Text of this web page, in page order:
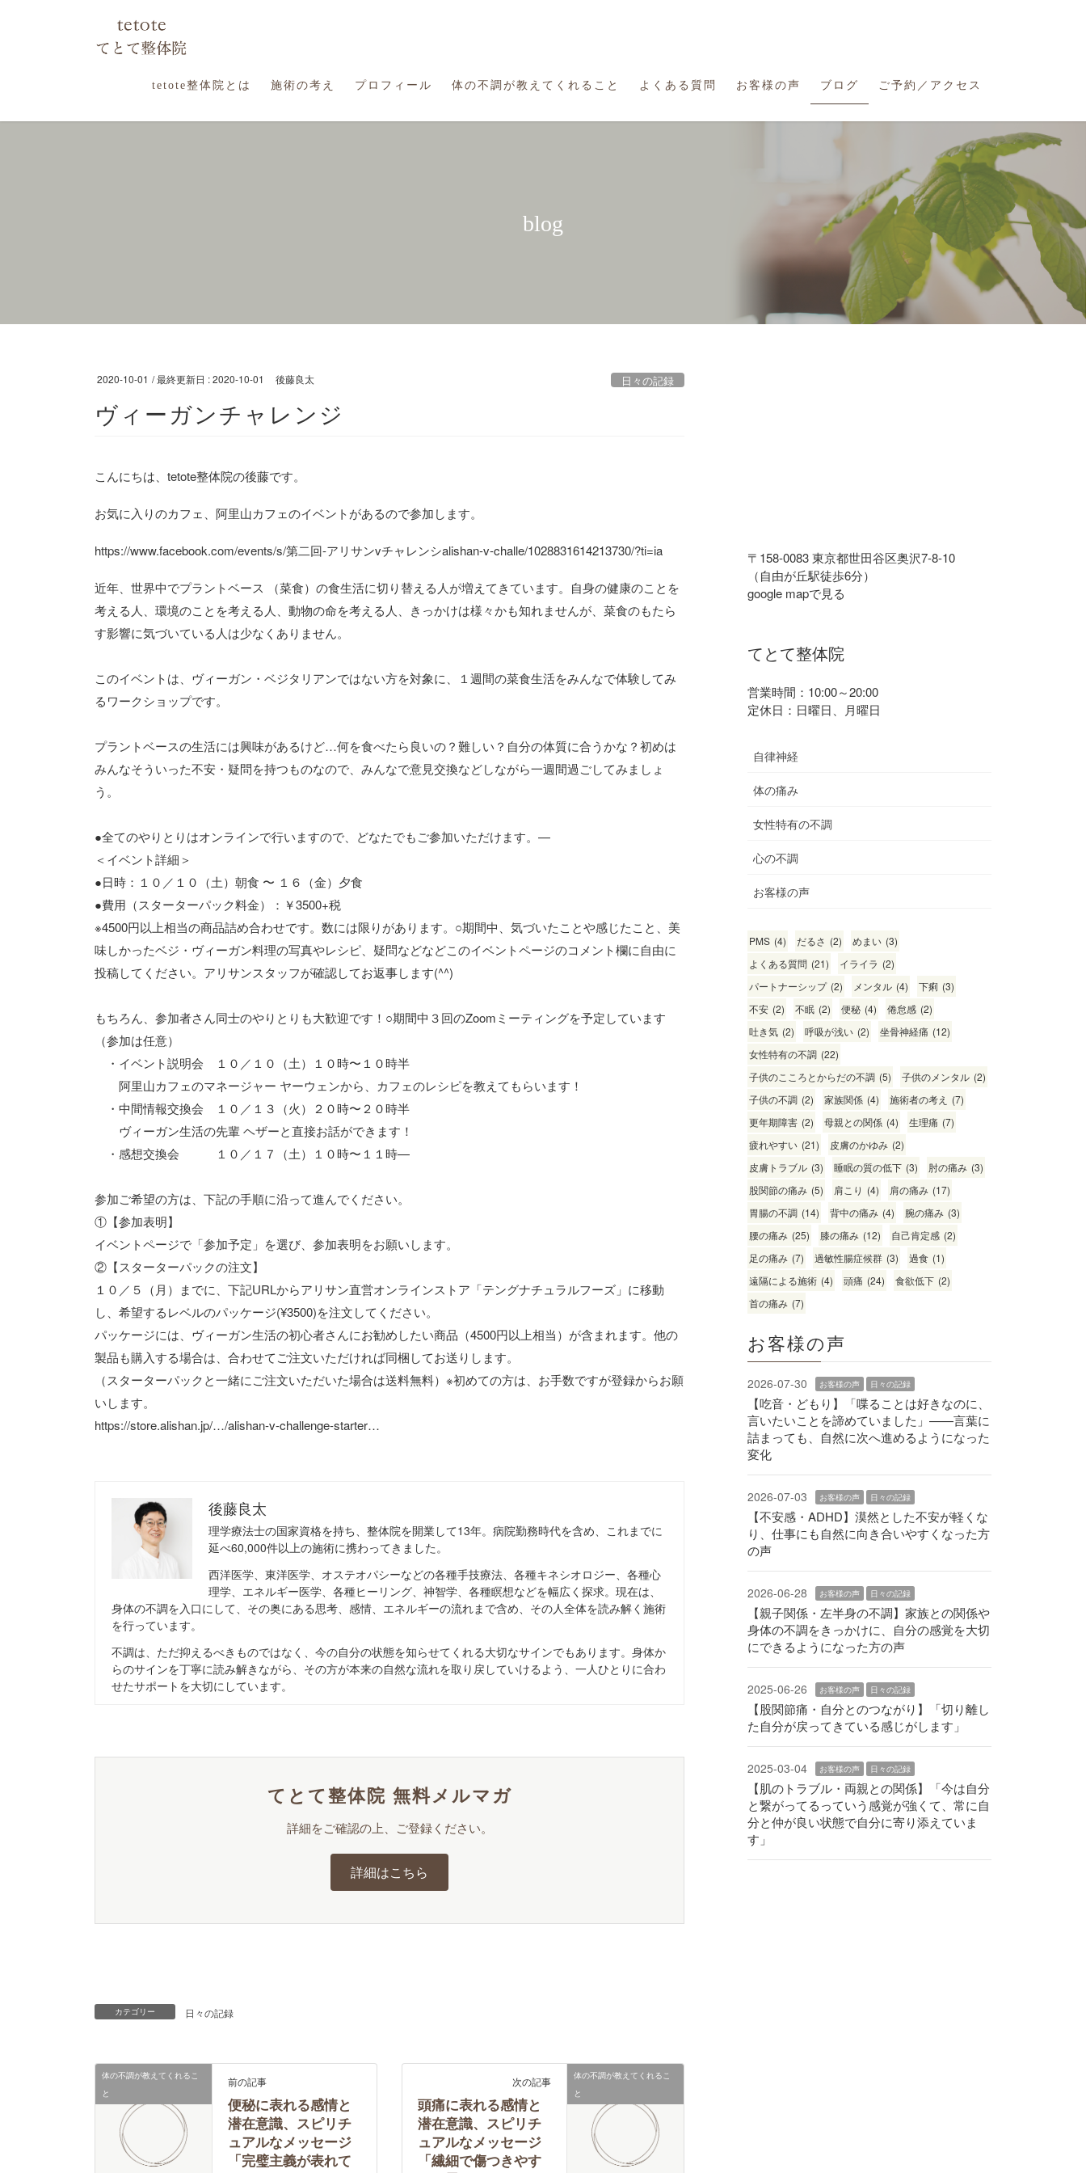
tetote整体院とは 施術の考え プロフィール 体の不調が教えてくれること よくある質問 お客様の声 ブログ ご予約／アクセス
blog
2020-10-01 / 最終更新日 :2020-10-01 後藤良太 日々の記録
ヴィーガンチャレンジ
こんにちは、tetote整体院の後藤です。
お気に入りのカフェ、阿里山カフェのイベントがあるので参加します。
https://www.facebook.com/events/s/第二回-アリサンvチャレンシalishan-v-challe/1028831614213730/?ti=ia
近年、世界中でプラントベース （菜食）の食生活に切り替える人が増えてきています。自身の健康のことを
考える人、環境のことを考える人、動物の命を考える人、きっかけは様々かも知れませんが、菜食のもたら
す影響に気づいている人は少なくありません。
このイベントは、ヴィーガン・ベジタリアンではない方を対象に、１週間の菜食生活をみんなで体験してみ
るワークショップです。
プラントベースの生活には興味があるけど…何を食べたら良いの？難しい？自分の体質に合うかな？初めは
みんなそういった不安・疑問を持つものなので、みんなで意見交換などしながら一週間過ごしてみましょ
う。
●全てのやりとりはオンラインで行いますので、どなたでもご参加いただけます。—
＜イベント詳細＞
●日時：１０／１０（土）朝食 〜 １６（金）夕食
●費用（スターターパック料金）：￥3500+税
※4500円以上相当の商品詰め合わせです。数には限りがあります。○期間中、気づいたことや感じたこと、美
味しかったベジ・ヴィーガン料理の写真やレシピ、疑問などなどこのイベントページのコメント欄に自由に
投稿してください。アリサンスタッフが確認してお返事します(^^)
もちろん、参加者さん同士のやりとりも大歓迎です！○期間中３回のZoomミーティングを予定しています
（参加は任意）
・イベント説明会 １０／１０（土）１０時〜１０時半
阿里山カフェのマネージャー ヤーウェンから、カフェのレシピを教えてもらいます！
・中間情報交換会 １０／１３（火）２０時〜２０時半
ヴィーガン生活の先輩 ヘザーと直接お話ができます！
・感想交換会 １０／１７（土）１０時〜１１時—
参加ご希望の方は、下記の手順に沿って進んでください。
①【参加表明】
イベントページで「参加予定」を選び、参加表明をお願いします。
②【スターターパックの注文】
１０／５（月）までに、下記URLからアリサン直営オンラインストア「テングナチュラルフーズ」に移動
し、希望するレベルのパッケージ(¥3500)を注文してください。
パッケージには、ヴィーガン生活の初心者さんにお勧めしたい商品（4500円以上相当）が含まれます。他の
製品も購入する場合は、合わせてご注文いただければ同梱してお送りします。
（スターターパックと一緒にご注文いただいた場合は送料無料）※初めての方は、お手数ですが登録からお願
いします。
https://store.alishan.jp/…/alishan-v-challenge-starter…
後藤良太
理学療法士の国家資格を持ち、整体院を開業して13年。病院勤務時代を含め、これまでに
延べ60,000件以上の施術に携わってきました。
西洋医学、東洋医学、オステオパシーなどの各種手技療法、各種キネシオロジー、各種心
理学、エネルギー医学、各種ヒーリング、神智学、各種瞑想などを幅広く探求。現在は、
身体の不調を入口にして、その奥にある思考、感情、エネルギーの流れまで含め、その人全体を読み解く施術
を行っています。
不調は、ただ抑えるべきものではなく、今の自分の状態を知らせてくれる大切なサインでもあります。身体か
らのサインを丁寧に読み解きながら、その方が本来の自然な流れを取り戻していけるよう、一人ひとりに合わ
せたサポートを大切にしています。
てとて整体院 無料メルマガ
詳細をご確認の上、ご登録ください。
詳細はこちら
カテゴリー 日々の記録
体の不調が教えてくれるこ
と
前の記事
便秘に表れる感情と
潜在意識、スピリチ
ュアルなメッセージ
「完璧主義が表れて
体の不調が教えてくれるこ
と
次の記事
頭痛に表れる感情と
潜在意識、スピリチ
ュアルなメッセージ
「繊細で傷つきやす
〒158-0083 東京都世田谷区奥沢7-8-10
（自由が丘駅徒歩6分）
google mapで見る
てとて整体院
営業時間：10:00～20:00
定休日：日曜日、月曜日
自律神経
体の痛み
女性特有の不調
心の不調
お客様の声
PMS (4) だるさ (2) めまい (3)
よくある質問 (21) イライラ (2)
パートナーシップ (2) メンタル (4) 下痢 (3)
不安 (2) 不眠 (2) 便秘 (4) 倦怠感 (2)
吐き気 (2) 呼吸が浅い (2) 坐骨神経痛 (12)
女性特有の不調 (22)
子供のこころとからだの不調 (5) 子供のメンタル (2)
子供の不調 (2) 家族関係 (4) 施術者の考え (7)
更年期障害 (2) 母親との関係 (4) 生理痛 (7)
疲れやすい (21) 皮膚のかゆみ (2)
皮膚トラブル (3) 睡眠の質の低下 (3) 肘の痛み (3)
股関節の痛み (5) 肩こり (4) 肩の痛み (17)
胃腸の不調 (14) 背中の痛み (4) 腕の痛み (3)
腰の痛み (25) 膝の痛み (12) 自己肯定感 (2)
足の痛み (7) 過敏性腸症候群 (3) 過食 (1)
遠隔による施術 (4) 頭痛 (24) 食欲低下 (2)
首の痛み (7)
お客様の声
2026-07-30 お客様の声 日々の記録
【吃音・どもり】「喋ることは好きなのに、
言いたいことを諦めていました」——言葉に
詰まっても、自然に次へ進めるようになった
変化
2026-07-03 お客様の声 日々の記録
【不安感・ADHD】漠然とした不安が軽くな
り、仕事にも自然に向き合いやすくなった方
の声
2026-06-28 お客様の声 日々の記録
【親子関係・左半身の不調】家族との関係や
身体の不調をきっかけに、自分の感覚を大切
にできるようになった方の声
2025-06-26 お客様の声 日々の記録
【股関節痛・自分とのつながり】「切り離し
た自分が戻ってきている感じがします」
2025-03-04 お客様の声 日々の記録
【肌のトラブル・両親との関係】「今は自分
と繋がってるっていう感覚が強くて、常に自
分と仲が良い状態で自分に寄り添えていま
す」